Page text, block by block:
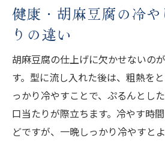
健康・胡麻豆腐の冷
りの違い
胡麻豆腐の仕上げに欠かせないの
す。型に流し入れた後は、粗熱を
っかり冷やすことで、ぷるんとし
口当たりが際立ちます。冷やす時
どですが、一晩しっかり冷やすと